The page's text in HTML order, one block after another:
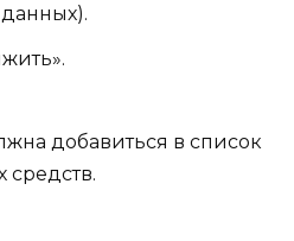
добавиться в список
средств.